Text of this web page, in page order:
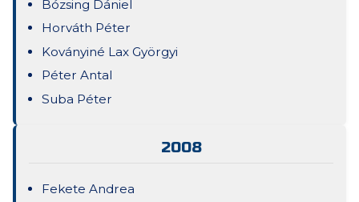
Bózsing Dániel
Horváth Péter
Koványiné Lax Györgyi
Péter Antal
Suba Péter
2008
Fekete Andrea